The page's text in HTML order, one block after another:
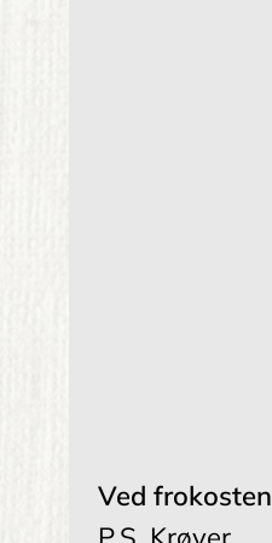
Ved frokosten